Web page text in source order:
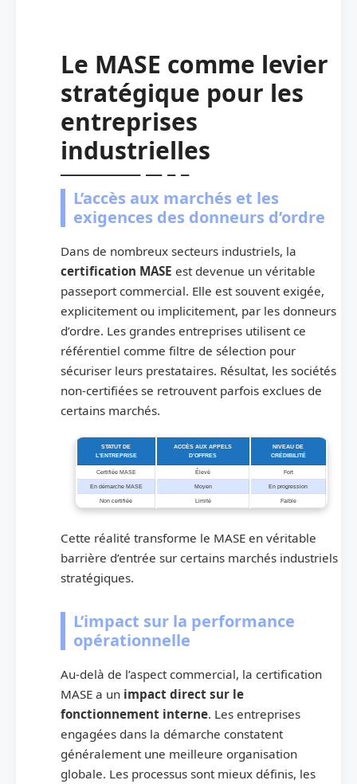
Le MASE comme levier
stratégique pour les
entreprises
industrielles
L’accès aux marchés et les
exigences des donneurs d’ordre
Dans de nombreux secteurs industriels, la
certification MASE est devenue un véritable
passeport commercial. Elle est souvent exigée,
explicitement ou implicitement, par les donneurs
d’ordre. Les grandes entreprises utilisent ce
référentiel comme filtre de sélection pour
sécuriser leurs prestataires. Résultat, les sociétés
non-certifiées se retrouvent parfois exclues de
certains marchés.
STATUT DE
L’ENTREPRISE
ACCÈS AUX APPELS
D’OFFRES
NIVEAU DE
CRÉDIBILITÉ
Certifiée MASE Élevé Fort
En démarche MASE Moyen En progression
Non certifiée Limité Faible
Cette réalité transforme le MASE en véritable
barrière d’entrée sur certains marchés industriels
stratégiques.
L’impact sur la performance
opérationnelle
Au-delà de l’aspect commercial, la certification
MASE a un impact direct sur le
fonctionnement interne. Les entreprises
engagées dans la démarche constatent
généralement une meilleure organisation
globale. Les processus sont mieux définis, les